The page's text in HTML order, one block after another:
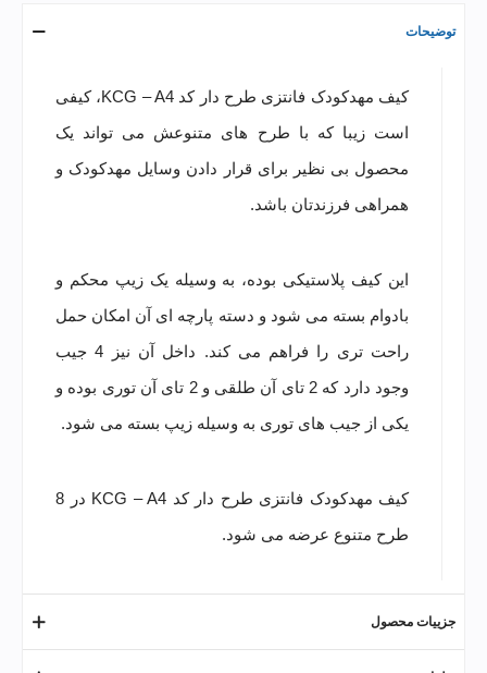
توضیحات
کیف مهدکودک فانتزی طرح دار کد KCG – A4، کیفی
است زیبا که با طرح های متنوعش می تواند یک
محصول بی نظیر برای قرار دادن وسایل مهدکودک و
همراهی فرزندتان باشد.
این کیف پلاستیکی بوده، به وسیله یک زیپ محکم و
بادوام بسته می شود و دسته پارچه ای آن امکان حمل
راحت تری را فراهم می کند. داخل آن نیز 4 جیب
وجود دارد که 2 تای آن طلقی و 2 تای آن توری بوده و
یکی از جیب های توری به وسیله زیپ بسته می شود.
کیف مهدکودک فانتزی طرح دار کد KCG – A4
در 8
طرح متنوع عرضه می شود.
جزییات محصول